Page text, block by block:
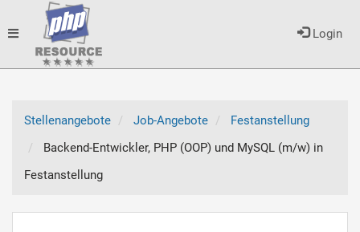
Login
Toggle
Stellenangebote
Job-Angebote
Festanstellung
Backend-Entwickler, PHP (OOP) und MySQL (m/w) in
Festanstellung